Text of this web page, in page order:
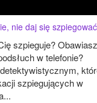
nie daj się szpiegować
szpieguje? Obawiasz
w telefonie?
szpiegujących w